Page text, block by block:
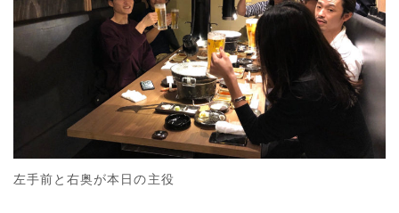
左手前と右奥が本日の主役